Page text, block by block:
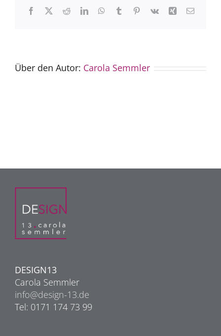
Facebook
X RedditLinkedInWhatsApp
TumblrPinterest
Vk Xing E-
Über den Autor: Carola Semmler
DESIGN13
Carola Semmler
info@design-13.de
Tel: 0171 174 73 99